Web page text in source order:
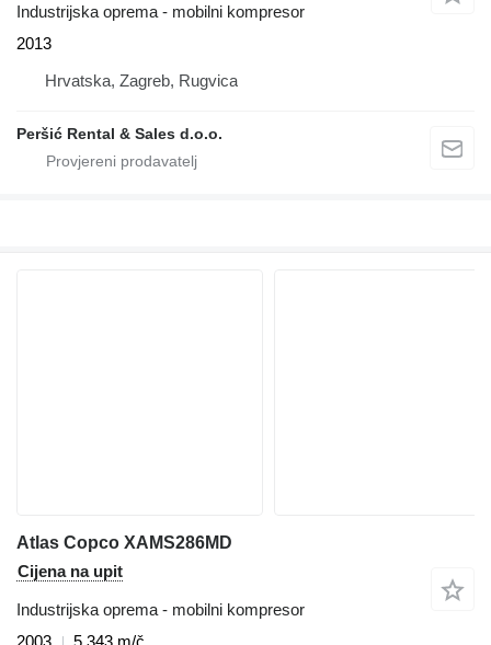
Industrijska oprema - mobilni kompresor
2013
Hrvatska, Zagreb, Rugvica
Peršić Rental & Sales d.o.o.
Atlas Copco XAMS286MD
Cijena na upit
Industrijska oprema - mobilni kompresor
2003
5.343 m/č